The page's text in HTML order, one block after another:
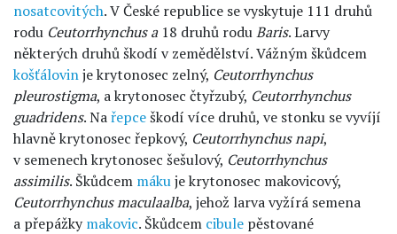
nosatcovitých. V České republice se vyskytuje 111 druhů
rodu Ceutorrhynchus a18 druhů roduBaris. Larvy
některých druhů škodí v zemědělství. Vážným škůdcem
košťálovinje krytonosec zelný, Ceutorrhynchus
pleurostigma, a krytonosec čtyřzubý, Ceutorrhynchus
guadridens. Nařepceškodí více druhů, ve stonku se vyvíjí
hlavně krytonosec řepkový, Ceutorrhynchus napi,
v semenech krytonosec šešulový, Ceutorrhynchus
assimilis. Škůdcem mákuje krytonosec makovicový,
Ceutorrhynchus maculaalba, jehož larva vyžírá semena
a přepážkymakovic. Škůdcem cibule pěstované